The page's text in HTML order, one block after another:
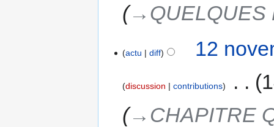
→‎QUELQUES
actu diff 12
discussion contributions
→‎CHAPITRE